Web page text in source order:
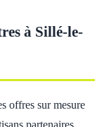
à Sillé-le-
offres sur mesure
partenaires